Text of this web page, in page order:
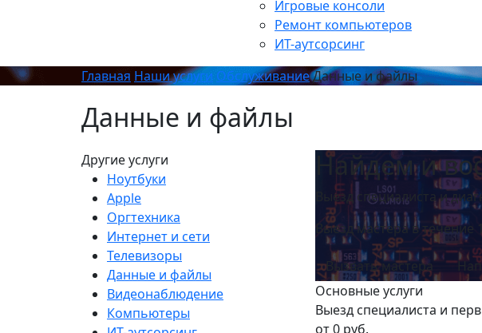
Игровые консоли
Ремонт компьютеров
ИТ-аутсорсинг
Главная Наши услуги ОбслуживаниеДанные и файлы
Данные и файлы
Найдем и
Выезд специалиста и
Выезд мастера в
Вызвать мастера
Основные услуги
Выезд специалиста и
от 0 руб.
Другие услуги
Ноутбуки
Apple
Оргтехника
Интернет и сети
Телевизоры
Данные и файлы
Видеонаблюдение
Компьютеры